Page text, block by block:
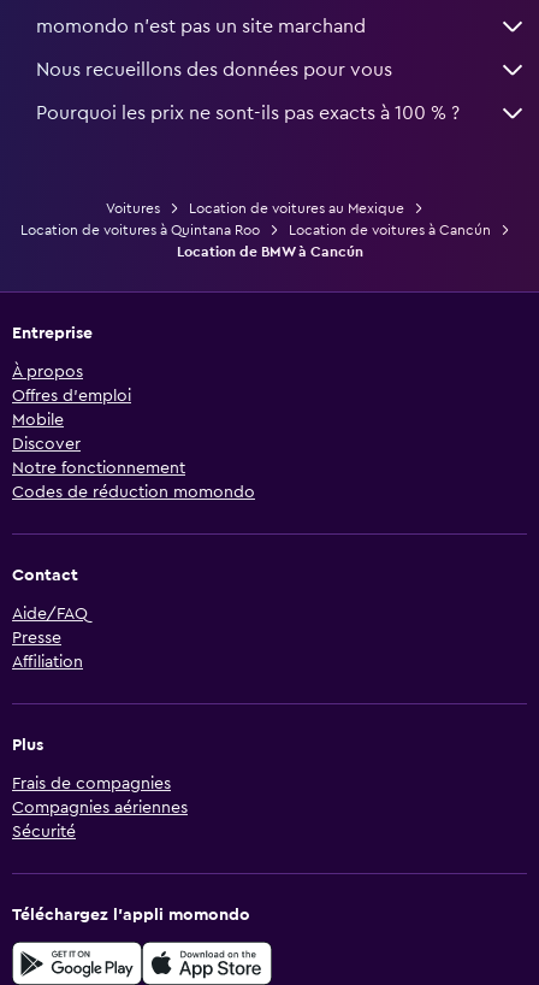
momondo n'est pas un site marchand
Nous recueillons des données pour vous
Pourquoi les prix ne sont-ils pas exacts à 100 % ?
Voitures
Location de voitures au Mexique
Location de voitures à Quintana Roo
Location de voitures à Cancún
Location de BMW à Cancún
Entreprise
À propos
Offres d’emploi
Mobile
Discover
Notre fonctionnement
Codes de réduction momondo
Contact
Aide/FAQ
Presse
Affiliation
Plus
Frais de compagnies
Compagnies aériennes
Sécurité
Téléchargez l’appli momondo